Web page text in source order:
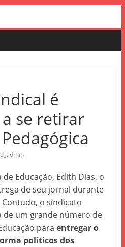
é
a se retirar
Educação, Edith Dias, o
de seu jornal durante
Contudo, o sindicato
de um grande número de
para entregar o
políticos dos